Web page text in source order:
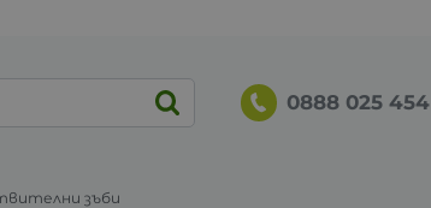
0888 025 454
зъби